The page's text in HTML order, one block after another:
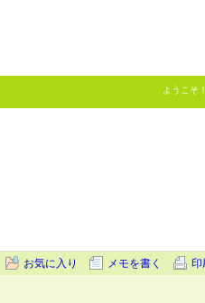
ようこそ！
お気に入り メモを書く 印